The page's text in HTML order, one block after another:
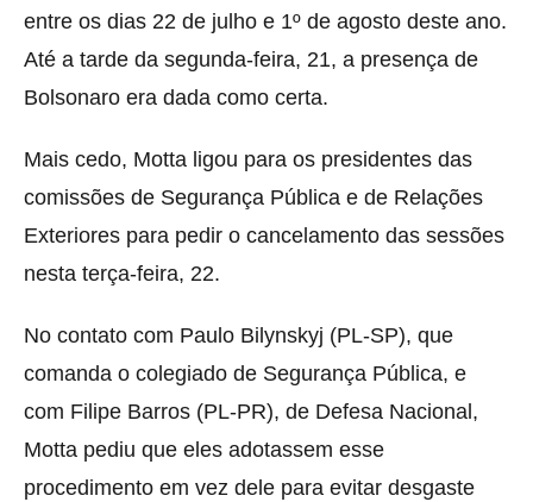
entre os dias 22 de julho e 1º de agosto deste ano.
Até a tarde da segunda-feira, 21, a presença de
Bolsonaro era dada como certa.
Mais cedo, Motta ligou para os presidentes das
comissões de Segurança Pública e de Relações
Exteriores para pedir o cancelamento das sessões
nesta terça-feira, 22.
No contato com Paulo Bilynskyj (PL-SP), que
comanda o colegiado de Segurança Pública, e
com Filipe Barros (PL-PR), de Defesa Nacional,
Motta pediu que eles adotassem esse
procedimento em vez dele para evitar desgaste